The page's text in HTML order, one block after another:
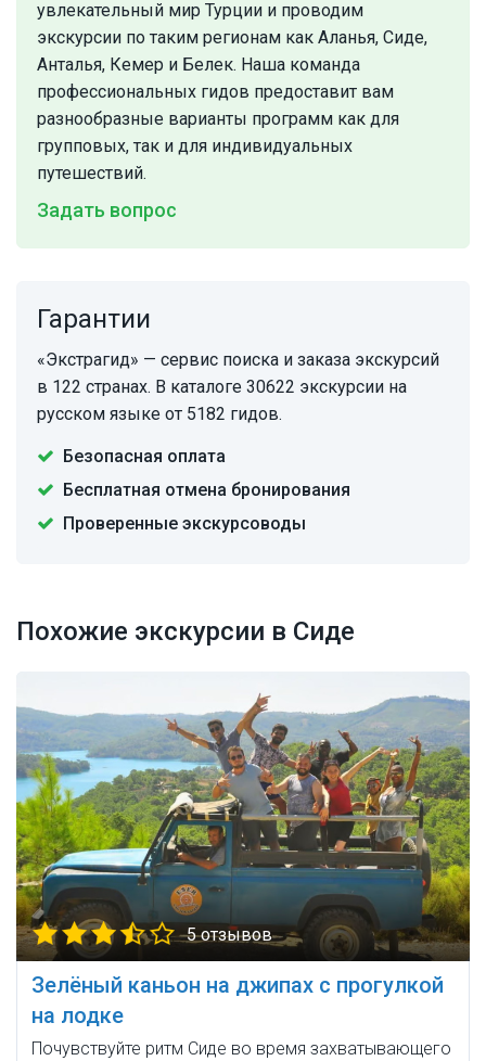
увлекательный мир Турции и проводим
экскурсии по таким регионам как Аланья, Сиде,
Анталья, Кемер и Белек. Наша команда
профессиональных гидов предоставит вам
разнообразные варианты программ как для
групповых, так и для индивидуальных
путешествий.
Задать вопрос
Гарантии
«Экстрагид» — сервис поиска и заказа экскурсий
в 122 странах. В каталоге 30622 экскурсии на
русском языке от 5182 гидов.
Безопасная оплата
Бесплатная отмена бронирования
Проверенные экскурсоводы
Похожие экскурсии в Сиде
5 отзывов
Зелёный каньон на джипах c прогулкой
на лодке
Почувствуйте ритм Сиде во время захватывающего